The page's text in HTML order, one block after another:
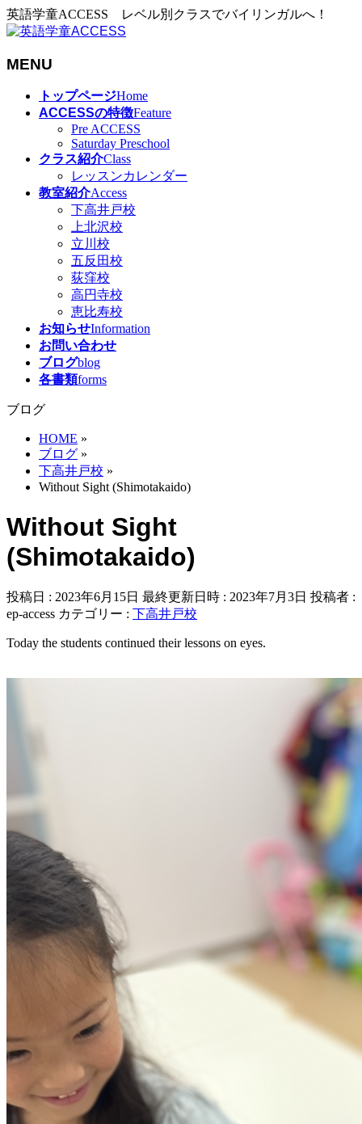
英語学童ACCESS レベル別クラスでバイリンガルへ！
MENU
トップページHome
ACCESSの特徴Feature
Pre ACCESS
Saturday Preschool
クラス紹介Class
レッスンカレンダー
教室紹介Access
下高井戸校
上北沢校
立川校
五反田校
荻窪校
高円寺校
恵比寿校
お知らせInformation
お問い合わせ
ブログblog
各書類forms
ブログ
HOME »
ブログ »
下高井戸校 »
Without Sight (Shimotakaido)
Without Sight
(Shimotakaido)
投稿日 : 2023年6月15日 最終更新日時 : 2023年7月3日 投稿者 :
ep-access カテゴリー : 下高井戸校
Today the students continued their lessons on eyes.